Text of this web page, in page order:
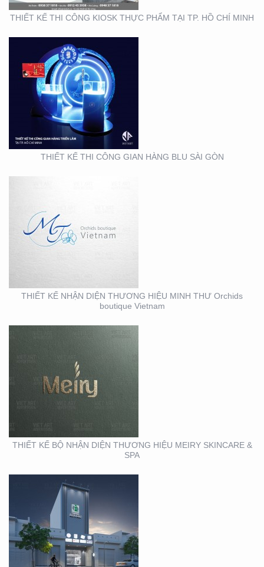
THIẾT KẾ THI CÔNG KIOSK THỰC PHẨM TẠI TP. HỒ CHÍ MINH
THIẾT KẾ THI CÔNG GIAN HÀNG BLU SÀI GÒN
THIẾT KẾ NHẬN DIỆN
THƯƠNG HIỆU MINH
THƯ ORCHIDS
BOUTIQUE VIETNAM
THIẾT KẾ NHẬN DIỆN THƯƠNG HIỆU MINH THƯ Orchids
boutique Vietnam
THIẾT KẾ BỘ NHẬN
DIỆN THƯƠNG HIỆU
THIẾT KẾ BỘ NHẬN DIỆN THƯƠNG HIỆU MEIRY SKINCARE &
SPA
THIẾT KẾ THI CÔNG
MẶT DỰNG TẠI BÌNH
DƯƠNG – CỦA HÀNG
THIẾT KẾ THI CÔNG
BẢNG HIỆU QUẬN 1